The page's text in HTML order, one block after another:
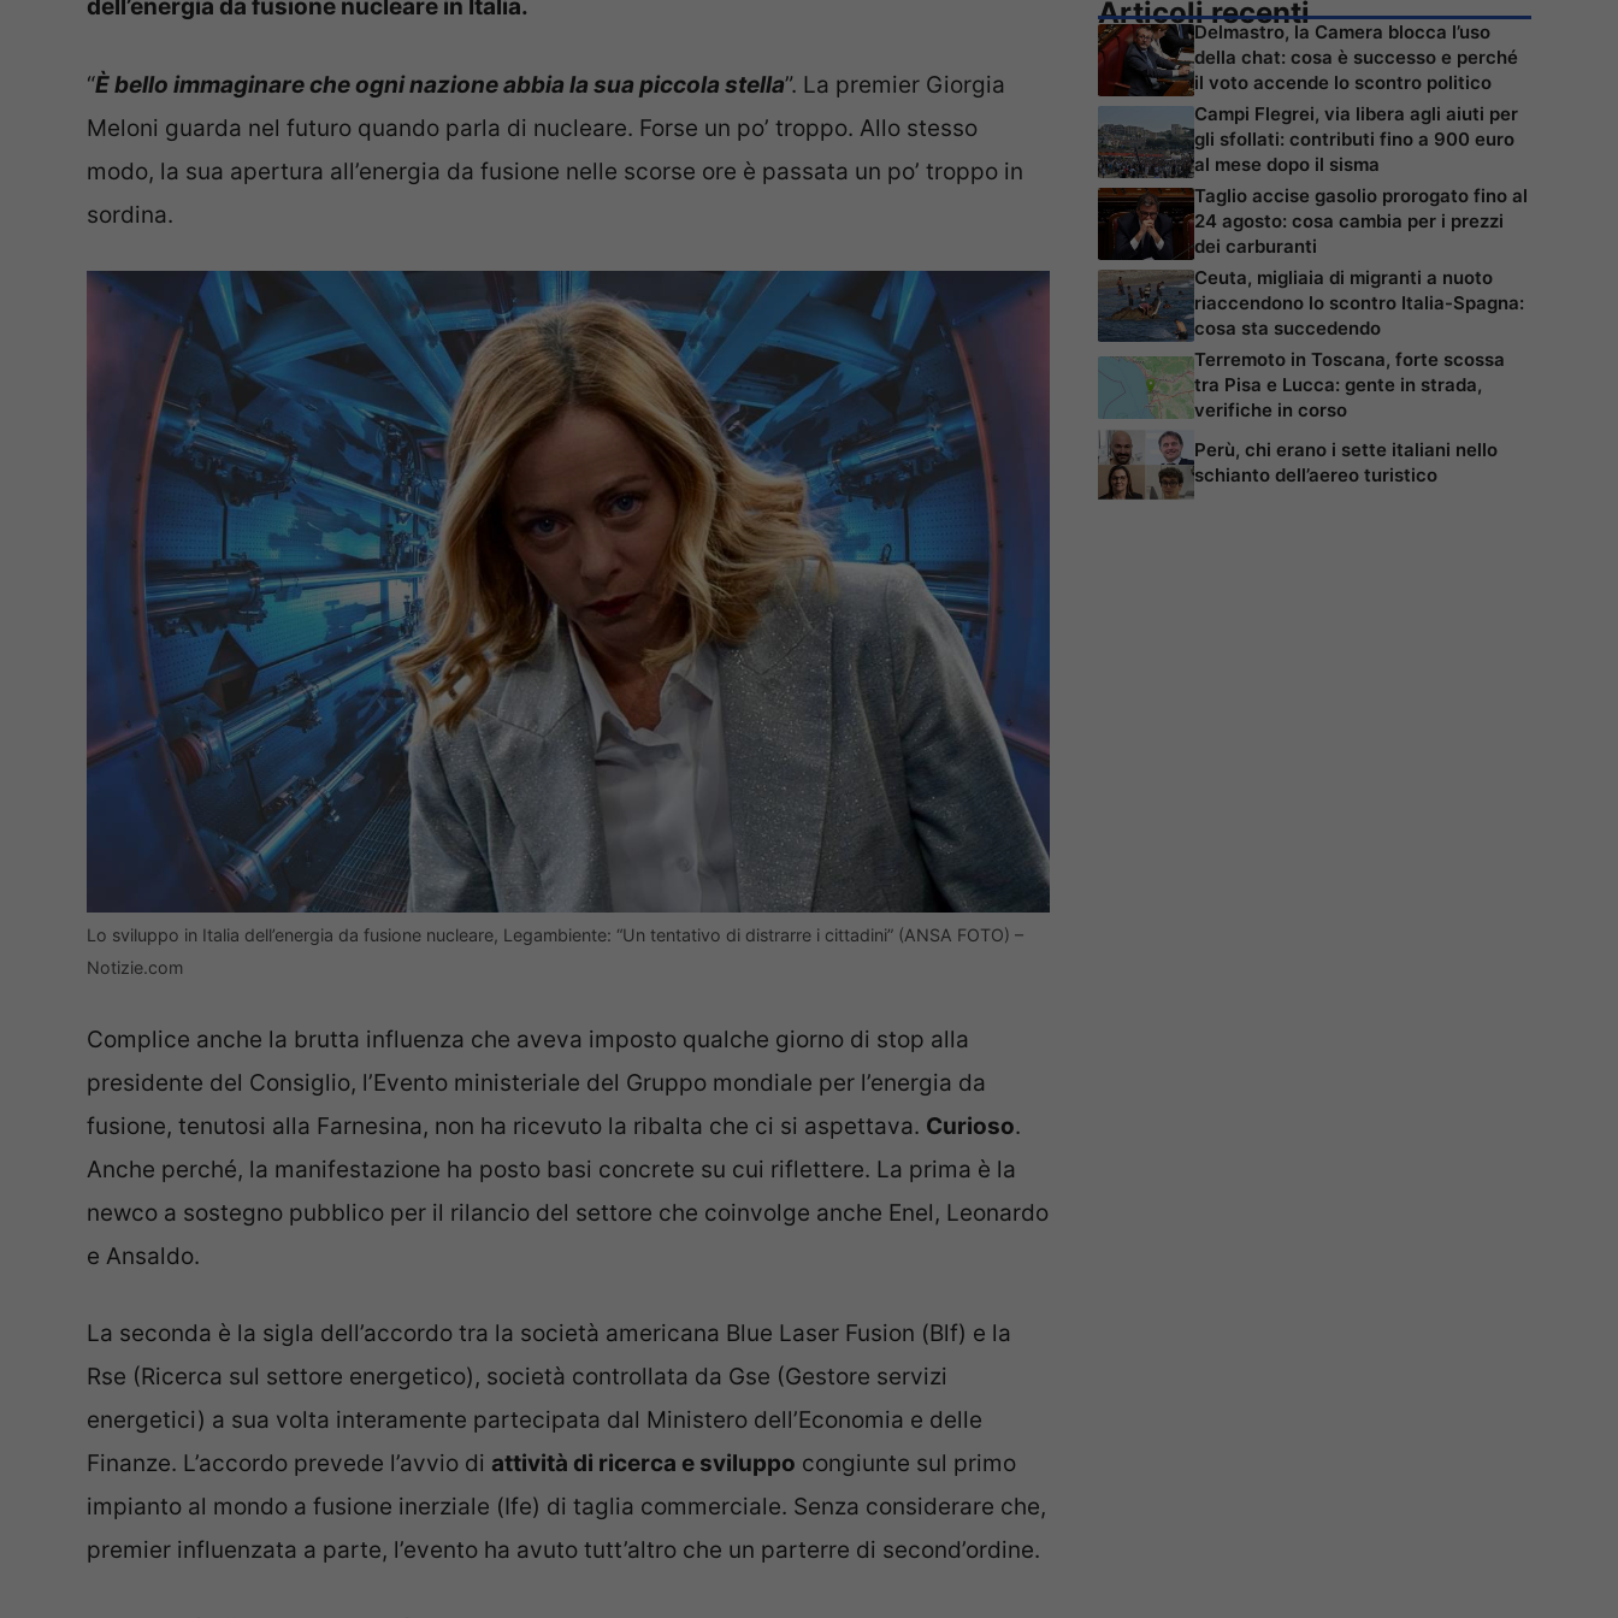
dell’energia da fusione nucleare in Italia.
“È bello immaginare che ogni nazione abbia la sua piccola stella”. La premier Giorgia
Meloni guarda nel futuro quando parla di nucleare. Forse un po’ troppo. Allo stesso
modo, la sua apertura all’energia da fusione nelle scorse ore è passata un po’ troppo in
sordina.
Lo sviluppo in Italia dell’energia da fusione nucleare, Legambiente: “Un tentativo di distrarre i cittadini” (ANSA FOTO) –
Notizie.com
Complice anche la brutta influenza che aveva imposto qualche giorno di stop alla
presidente del Consiglio, l’Evento ministeriale del Gruppo mondiale per l’energia da
fusione, tenutosi alla Farnesina, non ha ricevuto la ribalta che ci si aspettava. Curioso.
Anche perché, la manifestazione ha posto basi concrete su cui riflettere. La prima è la
newco a sostegno pubblico per il rilancio del settore che coinvolge anche Enel, Leonardo
e Ansaldo.
La seconda è la sigla dell’accordo tra la società americana Blue Laser Fusion (Blf) e la
Rse (Ricerca sul settore energetico), società controllata da Gse (Gestore servizi
energetici) a sua volta interamente partecipata dal Ministero dell’Economia e delle
Finanze. L’accordo prevede l’avvio di attività di ricerca e sviluppo congiunte sul primo
impianto al mondo a fusione inerziale (Ife) di taglia commerciale. Senza considerare che,
premier influenzata a parte, l’evento ha avuto tutt’altro che un parterre di second’ordine.
Articoli recenti
Delmastro, la Camera blocca l’uso
della chat: cosa è successo e perché
il voto accende lo scontro politico
Campi Flegrei, via libera agli aiuti per
gli sfollati: contributi fino a 900 euro
al mese dopo il sisma
Taglio accise gasolio prorogato fino al
24 agosto: cosa cambia per i prezzi
dei carburanti
Ceuta, migliaia di migranti a nuoto
riaccendono lo scontro Italia-Spagna:
cosa sta succedendo
Terremoto in Toscana, forte scossa
tra Pisa e Lucca: gente in strada,
verifiche in corso
Perù, chi erano i sette italiani nello
schianto dell’aereo turistico